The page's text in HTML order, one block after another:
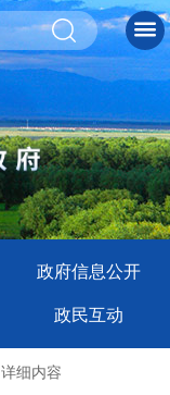
政府信息公开
政民互动
详细内容